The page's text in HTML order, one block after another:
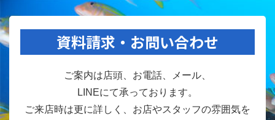
資料請求・お問い合わせ
ご案内は店頭、お電話、メール、
LINEにて承っております。
ご来店時は更に詳しく、お店やスタッフの雰囲気を